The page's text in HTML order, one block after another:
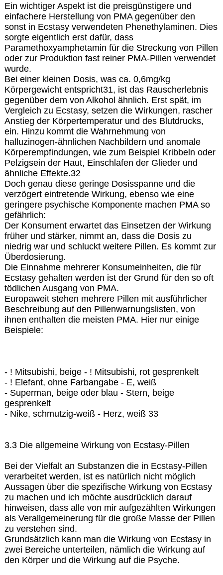
Ein wichtiger Aspekt ist die preisgünstigere und
einfachere Herstellung von PMA gegenüber den
sonst in Ecstasy verwendeten Phenethylaminen. Dies
sorgte eigentlich erst dafür, dass
Paramethoxyamphetamin für die Streckung von Pillen
oder zur Produktion fast reiner PMA-Pillen verwendet
wurde.
Bei einer kleinen Dosis, was ca. 0,6mg/kg
Körpergewicht entspricht31, ist das Rauscherlebnis
gegenüber dem von Alkohol ähnlich. Erst spät, im
Vergleich zu Ecstasy, setzen die Wirkungen, rascher
Anstieg der Körpertemperatur und des Blutdrucks,
ein. Hinzu kommt die Wahrnehmung von
halluzinogen-ähnlichen Nachbildern und anomale
Körperempfindungen, wie zum Beispiel Kribbeln oder
Pelzigsein der Haut, Einschlafen der Glieder und
ähnliche Effekte.32
Doch genau diese geringe Dosisspanne und die
verzögert eintretende Wirkung, ebenso wie eine
geringere psychische Komponente machen PMA so
gefährlich:
Der Konsument erwartet das Einsetzen der Wirkung
früher und stärker, nimmt an, dass die Dosis zu
niedrig war und schluckt weitere Pillen. Es kommt zur
Überdosierung.
Die Einnahme mehrerer Konsumeinheiten, die für
Ecstasy gehalten werden ist der Grund für den so oft
tödlichen Ausgang von PMA.
Europaweit stehen mehrere Pillen mit ausführlicher
Beschreibung auf den Pillenwarnungslisten, von
ihnen enthalten die meisten PMA. Hier nur einige
Beispiele:
- ! Mitsubishi, beige - ! Mitsubishi, rot gesprenkelt
- ! Elefant, ohne Farbangabe - E, weiß
- Superman, beige oder blau - Stern, beige
gesprenkelt
- Nike, schmutzig-weiß - Herz, weiß 33
3.3 Die allgemeine Wirkung von Ecstasy-Pillen
Bei der Vielfalt an Substanzen die in Ecstasy-Pillen
verarbeitet werden, ist es natürlich nicht möglich
Aussagen über die spezifische Wirkung von Ecstasy
zu machen und ich möchte ausdrücklich darauf
hinweisen, dass alle von mir aufgezählten Wirkungen
als Verallgemeinerung für die große Masse der Pillen
zu verstehen sind.
Grundsätzlich kann man die Wirkung von Ecstasy in
zwei Bereiche unterteilen, nämlich die Wirkung auf
den Körper und die Wirkung auf die Psyche.